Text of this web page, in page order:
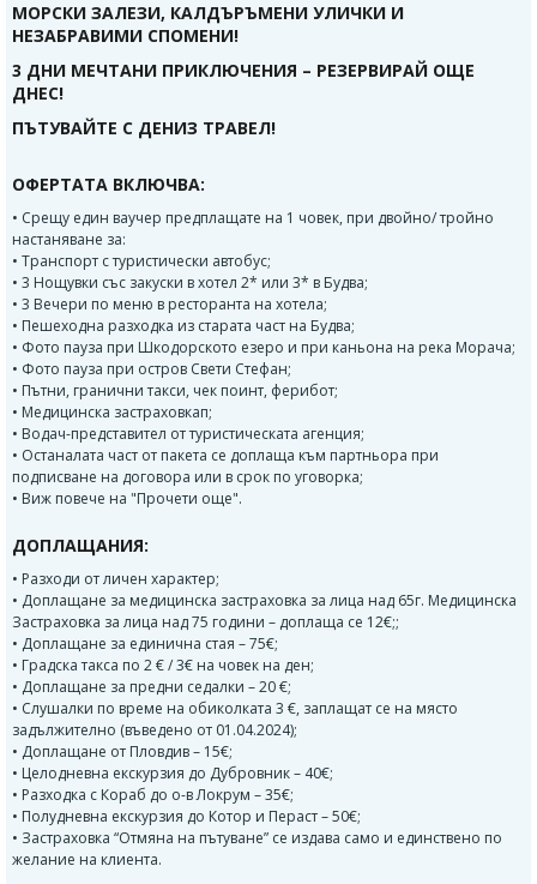
МОРСКИ ЗАЛЕЗИ, КАЛДЪРЪМЕНИ УЛИЧКИ И
НЕЗАБРАВИМИ СПОМЕНИ!
3 ДНИ МЕЧТАНИ ПРИКЛЮЧЕНИЯ – РЕЗЕРВИРАЙ ОЩЕ
ДНЕС!
ПЪТУВАЙТЕ С ДЕНИЗ ТРАВЕЛ!
ОФЕРТАТА ВКЛЮЧВА:
• Срещу един ваучер предплащате на 1 човек, при двойно/ тройно
настаняване за:
• Транспорт с туристически автобус;
• 3 Нощувки със закуски в хотел 2* или 3* в Будва;
• 3 Вечери по меню в ресторанта на хотела;
• Пешеходна разходка из старата част на Будва;
• Фото пауза при Шкодорското езеро и при каньона на река Морача;
• Фото пауза при остров Свети Стефан;
• Пътни, гранични такси, чек поинт, ферибот;
• Медицинска застраховкап;
• Водач-представител от туристическата агенция;
• Останалата част от пакета се доплаща към партньора при
подписване на договора или в срок по уговорка;
• Виж повече на "Прочети още".
ДОПЛАЩАНИЯ:
• Разходи от личен характер;
• Доплащане за медицинска застраховка за лица над 65г. Медицинска
Застраховка за лица над 75 години – доплаща се 12€;;
• Доплащане за единична стая – 75€;
• Градска такса по 2 € / 3€ на човек на ден;
• Доплащане за предни седалки – 20 €;
• Слушалки по време на обиколката 3 €, заплащат се на място
задължително (въведено от 01.04.2024);
• Доплащане от Пловдив – 15€;
• Целодневна екскурзия до Дубровник – 40€;
• Разходка с Кораб до о-в Локрум – 35€;
• Полудневна екскурзия до Котор и Пераст – 50€;
• Застраховка “Отмяна на пътуване” се издава само и единствено по
желание на клиента.